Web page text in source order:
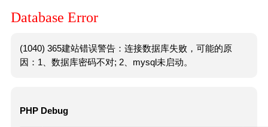
Database Error
(1040) 365建站错误警告：连接数据库失败，可能的原
因：1、数据库密码不对; 2、mysql未启动。
PHP Debug